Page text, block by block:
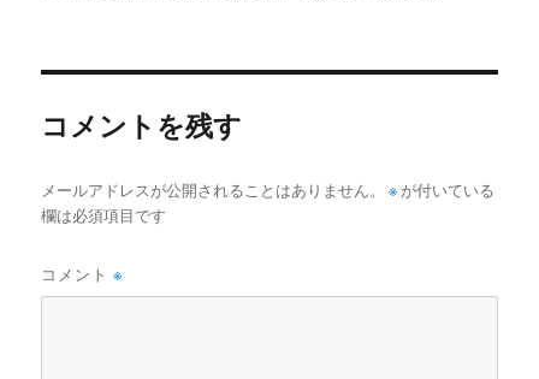
コメントを残す
メールアドレスが公開されることはありません。 ※ が付いている
欄は必須項目です
コメント※